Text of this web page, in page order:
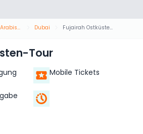
Vereinigte Arabische Emirate Dubai Fujairah Ostküsten-Tour
Tour
Mobile Tickets